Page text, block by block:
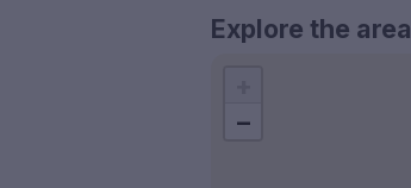
Explore the area
−